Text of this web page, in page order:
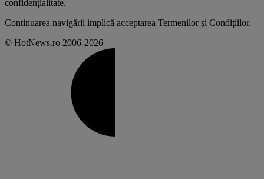
confidențialitate.
Continuarea navigării implică acceptarea Termenilor și Condițiilor.
© HotNews.ro 2006-2026